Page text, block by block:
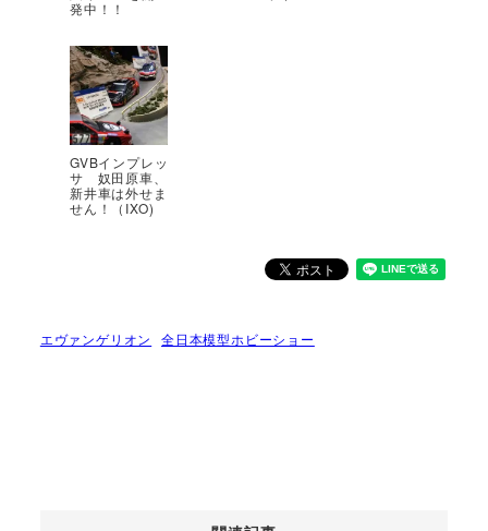
発中！！
GVBインプレッ
サ 奴田原車、
新井車は外せま
せん！（IXO)
エヴァンゲリオン 全日本模型ホビーショー